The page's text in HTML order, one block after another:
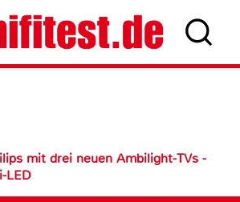
mit drei neuen Ambilight-TVs -
LED